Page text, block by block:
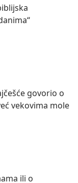
govorio o
vekovima mole
ili o